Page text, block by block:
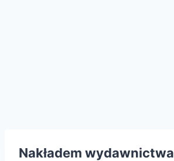
Nakładem wydawnictwa